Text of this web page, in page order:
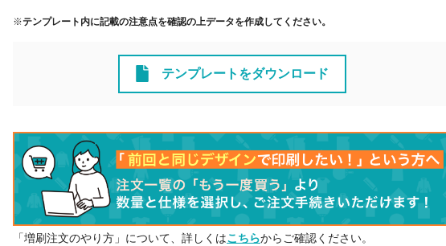
※テンプレート内に記載の注意点を確認の上データを作成してください。
テンプレートをダウンロード
「増刷注文のやり方」について、詳しくはこちらからご確認ください。